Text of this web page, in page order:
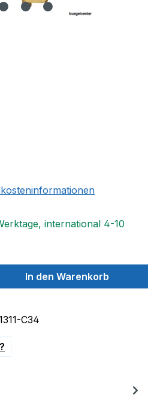
international 4-10
Gib den
In den Warenkorb
C34